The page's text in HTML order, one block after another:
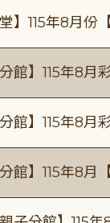
堂】115年8月
館】115年8月
館】115年8月
館】115年8月